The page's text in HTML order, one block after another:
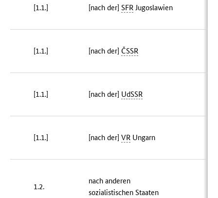
[1.1.] [nach der]SFR Jugoslawien
[1.1.] [nach der] ČSSR
[1.1.] [nach der] UdSSR
[1.1.] [nach der]VR Ungarn
1.2.
nach anderen
sozialistischen Staaten